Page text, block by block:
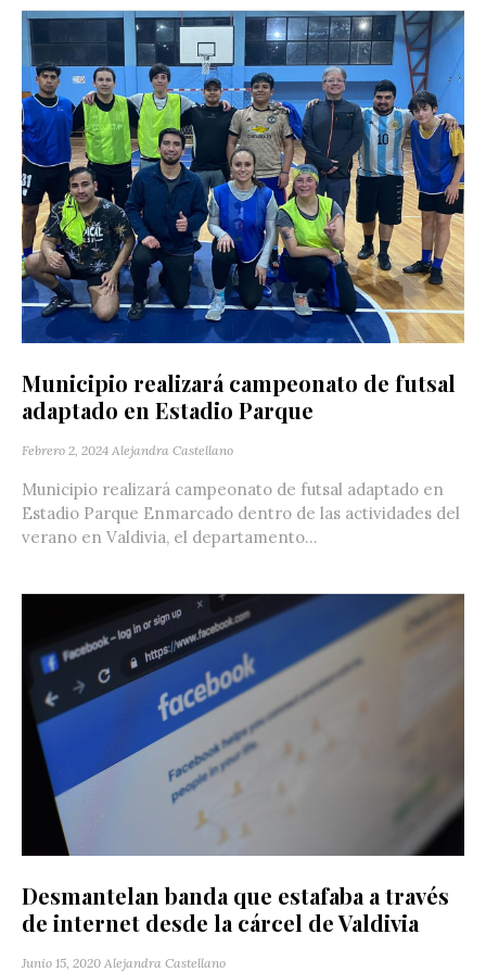
Municipio realizará campeonato de futsal
adaptado en Estadio Parque
Febrero 2, 2024 Alejandra Castellano
Municipio realizará campeonato de futsal adaptado en
Estadio Parque Enmarcado dentro de las actividades del
verano en Valdivia, el departamento...
Desmantelan banda que estafaba a través
de internet desde la cárcel de Valdivia
Junio 15, 2020 Alejandra Castellano